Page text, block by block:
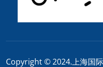
Copyright © 2024.上海国